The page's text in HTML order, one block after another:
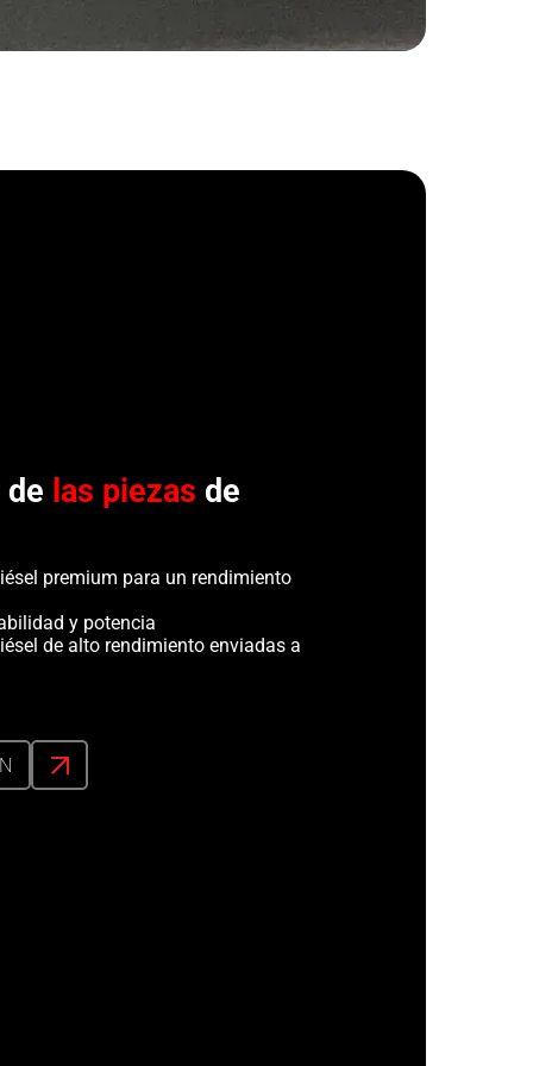
de las piezas de
premium para un rendimiento
y potencia
de alto rendimiento enviadas a